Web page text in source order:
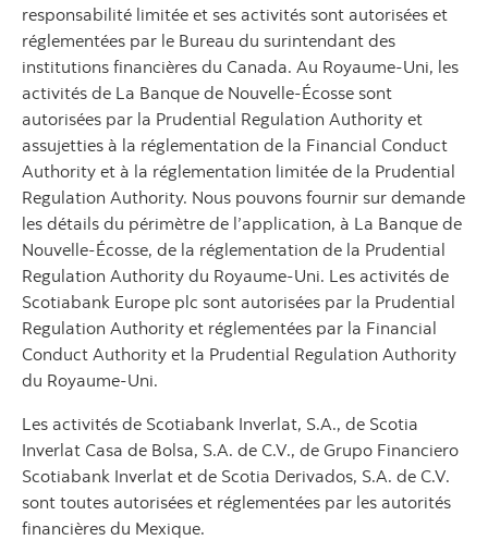
responsabilité limitée et ses activités sont autorisées et
réglementées par le Bureau du surintendant des
institutions financières du Canada. Au Royaume-Uni, les
activités de La Banque de Nouvelle-Écosse sont
autorisées par la Prudential Regulation Authority et
assujetties à la réglementation de la Financial Conduct
Authority et à la réglementation limitée de la Prudential
Regulation Authority. Nous pouvons fournir sur demande
les détails du périmètre de l’application, à La Banque de
Nouvelle-Écosse, de la réglementation de la Prudential
Regulation Authority du Royaume-Uni. Les activités de
Scotiabank Europe plc sont autorisées par la Prudential
Regulation Authority et réglementées par la Financial
Conduct Authority et la Prudential Regulation Authority
du Royaume-Uni.
Les activités de Scotiabank Inverlat, S.A., de Scotia
Inverlat Casa de Bolsa, S.A. de C.V., de Grupo Financiero
Scotiabank Inverlat et de Scotia Derivados, S.A. de C.V.
sont toutes autorisées et réglementées par les autorités
financières du Mexique.